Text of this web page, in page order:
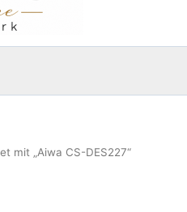
mit „Aiwa CS-DES227“